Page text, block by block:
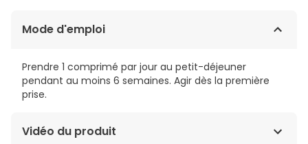
Mode d'emploi
Prendre 1 comprimé par jour au petit-déjeuner
pendant au moins 6 semaines. Agir dès la première
prise.
Vidéo du produit